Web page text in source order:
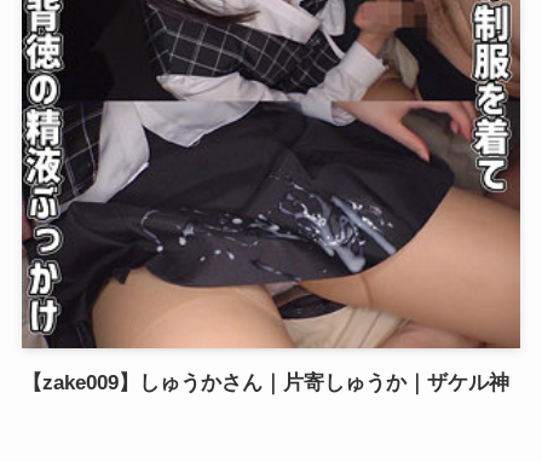
【zake009】しゅうかさん｜片寄しゅうか｜ザケル神